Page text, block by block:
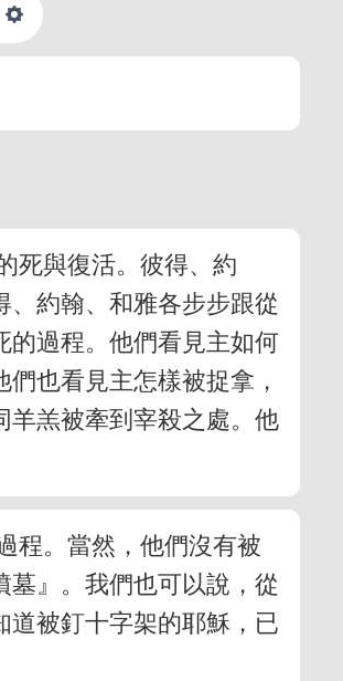
死與復活。彼得、約
約翰、和雅各步步跟從
的過程。他們看見主如何
也看見主怎樣被捉拿，
羊羔被牽到宰殺之處。他
程。當然，他們沒有被
』。我們也可以說，從
道被釘十字架的耶穌，已